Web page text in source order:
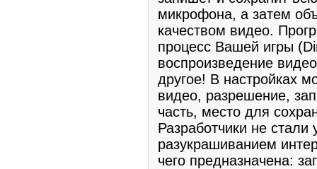
микрофона, а затем
качеством видео.
процесс Вашей игры
воспроизведение
другое! В настройках
видео, разрешение,
часть, место для
Разработчики не стали
разукрашиванием
чего предназначена: